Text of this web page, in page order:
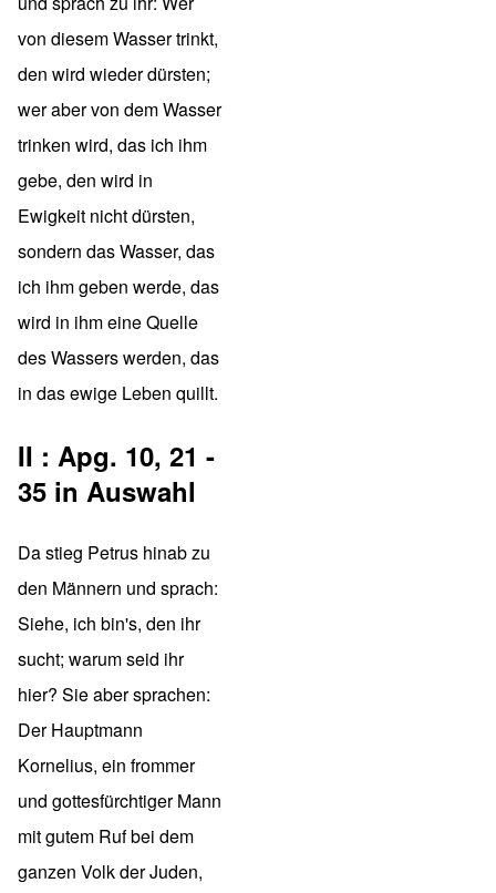
von diesem Wasser trinkt,
den wird wieder dürsten;
wer aber von dem Wasser
trinken wird, das ich ihm
gebe, den wird in
Ewigkeit nicht dürsten,
sondern das Wasser, das
ich ihm geben werde, das
wird in ihm eine Quelle
des Wassers werden, das
in das ewige Leben quillt.
II : Apg. 10, 21 -
35 in Auswahl
Da stieg Petrus hinab zu
den Männern und sprach:
Siehe, ich bin's, den ihr
sucht; warum seid ihr
hier? Sie aber sprachen:
Der Hauptmann
Kornelius, ein frommer
und gottesfürchtiger Mann
mit gutem Ruf bei dem
ganzen Volk der Juden,